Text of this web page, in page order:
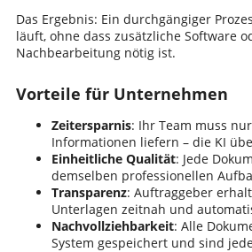
Das Ergebnis: Ein durchgängiger
läuft, ohne dass zusätzliche Software
Nachbearbeitung nötig ist.
Vorteile für Unternehmen
Zeitersparnis: Ihr Team muss
Informationen liefern – die KI
Einheitliche Qualität: Jede
demselben professionellen
Transparenz: Auftraggeber
Unterlagen zeitnah und
Nachvollziehbarkeit: Alle
System gespeichert und sind